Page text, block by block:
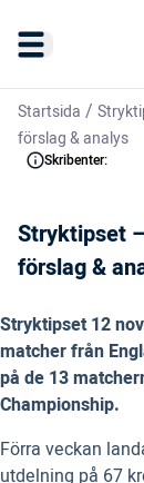
Startsida /
förslag & analys
Skribenter:
Stryktipset
förslag &
Stryktipset 12
matcher från
på de 13
Championship.
Förra veckan
utdelning på 67